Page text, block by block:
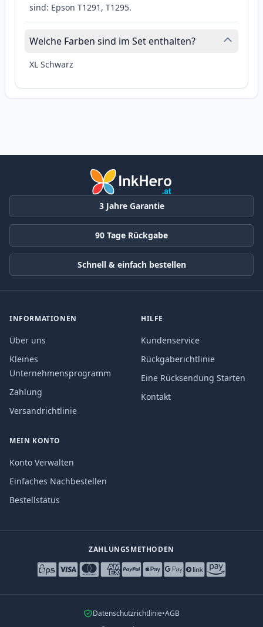
sind: Epson T1291, T1295.
Welche Farben sind im Set enthalten?
XL Schwarz
3 Jahre Garantie
90 Tage Rückgabe
Schnell & einfach bestellen
INFORMATIONEN
Über uns
Kleines
Unternehmensprogramm
Zahlung
Versandrichtlinie
HILFE
Kundenservice
Rückgaberichtlinie
Eine Rücksendung Starten
Kontakt
MEIN KONTO
Konto Verwalten
Einfaches Nachbestellen
Bestellstatus
ZAHLUNGSMETHODEN
Datenschutzrichtlinie•AGB